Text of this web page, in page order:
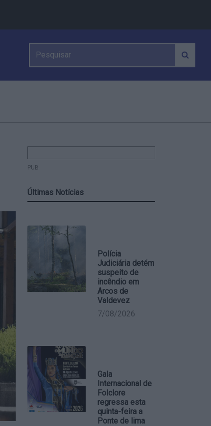
PUB
Últimas Notícias
Polícia
Judiciária detém
suspeito de
incêndio em
Arcos de
Valdevez
7/08/2026
Gala
Internacional de
Folclore
regressa esta
quinta-feira a
Ponte de lima